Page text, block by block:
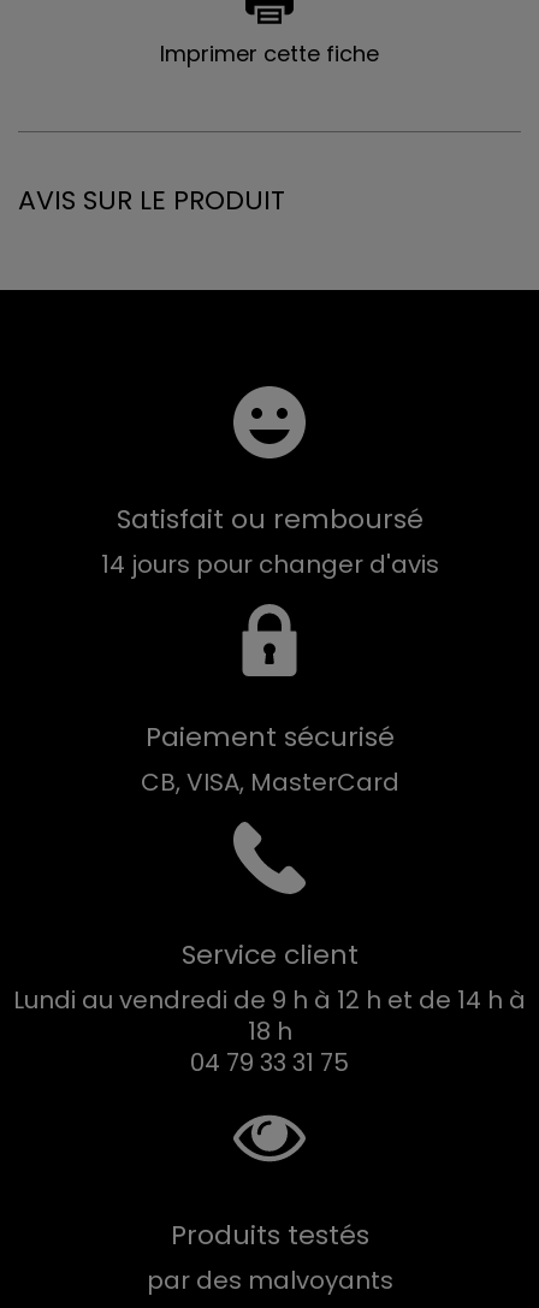
Imprimer cette fiche
AVIS SUR LE PRODUIT
Satisfait ou remboursé
14 jours pour changer d'avis
Paiement sécurisé
CB, VISA, MasterCard
Service client
Lundi au vendredi de 9 h à 12 h et de 14 h à
18 h
04 79 33 31 75
Produits testés
par des malvoyants